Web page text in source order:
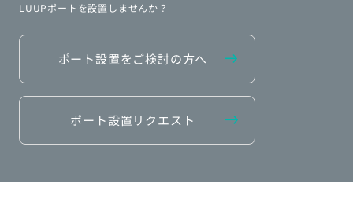
LUUPポートを設置しませんか？
ポート設置をご検討の方へ
ポート設置リクエスト